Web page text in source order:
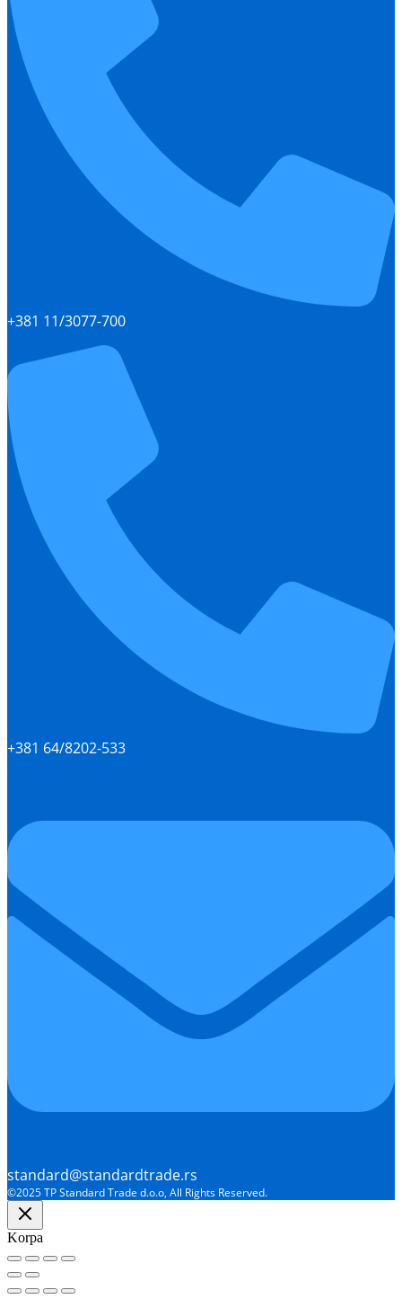
+381 11/3077-700
+381 64/8202-533
standard@standardtrade.rs
©2025 TP Standard Trade d.o.o, All Rights Reserved.
Korpa